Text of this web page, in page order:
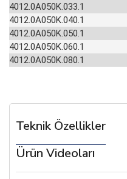
4012.0A050K.033.1
4012.0A050K.040.1
4012.0A050K.050.1
4012.0A050K.060.1
4012.0A050K.080.1
Teknik Özellikler
Ürün Videoları